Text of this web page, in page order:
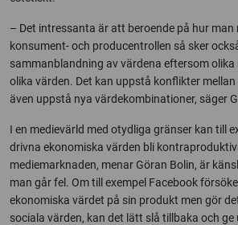
– Det intressanta är att beroende på hur man
konsument- och producentrollen så sker
sammanblandning av värdena eftersom olika
olika värden. Det kan uppstå konflikter mellan
även uppstå nya värdekombinationer, säger
I en medievärld med otydliga gränser kan till
drivna ekonomiska värden bli
mediemarknaden, menar Göran Bolin, är
man går fel. Om till exempel Facebook
ekonomiska värdet på sin produkt men gör
sociala värden, kan det lätt slå tillbaka och ge